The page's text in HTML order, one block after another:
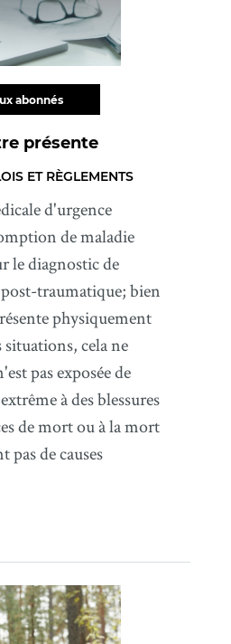
abonnés
présente
ET RÈGLEMENTS
d'urgence
de maladie
le diagnostic de
traumatique; bien
physiquement
situations, cela ne
pas exposée de
à des blessures
de mort ou à la mort
pas de causes